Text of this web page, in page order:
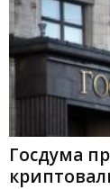
Госдума